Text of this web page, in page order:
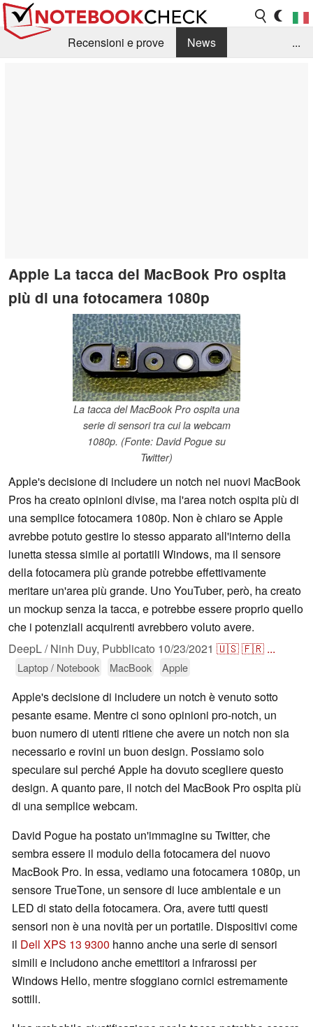
Recensioni e prove
News
...
Apple La tacca del MacBook Pro ospita
più di una fotocamera 1080p
La tacca del MacBook Pro ospita una
serie di sensori tra cui la webcam
1080p. (Fonte: David Pogue su
Twitter)
Apple's decisione di includere un notch nei nuovi MacBook
Pros ha creato opinioni divise, ma l'area notch ospita più di
una semplice fotocamera 1080p. Non è chiaro se Apple
avrebbe potuto gestire lo stesso apparato all'interno della
lunetta stessa simile ai portatili Windows, ma il sensore
della fotocamera più grande potrebbe effettivamente
meritare un'area più grande. Uno YouTuber, però, ha creato
un mockup senza la tacca, e potrebbe essere proprio quello
che i potenziali acquirenti avrebbero voluto avere.
DeepL / Ninh Duy, Pubblicato 10/23/2021 🇺🇸🇫🇷 ...
Laptop / Notebook MacBook Apple
Apple's decisione di includere un notch è venuto sotto
pesante esame. Mentre ci sono opinioni pro-notch, un
buon numero di utenti ritiene che avere un notch non sia
necessario e rovini un buon design. Possiamo solo
speculare sul perché Apple ha dovuto scegliere questo
design. A quanto pare, il notch del MacBook Pro ospita più
di una semplice webcam.
David Pogue ha postato un'immagine su Twitter, che
sembra essere il modulo della fotocamera del nuovo
MacBook Pro. In essa, vediamo una fotocamera 1080p, un
sensore TrueTone, un sensore di luce ambientale e un
LED di stato della fotocamera. Ora, avere tutti questi
sensori non è una novità per un portatile. Dispositivi come
il Dell XPS 13 9300 hanno anche una serie di sensori
simili e includono anche emettitori a infrarossi per
Windows Hello, mentre sfoggiano cornici estremamente
sottili.